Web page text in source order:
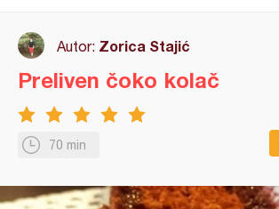
Autor: Zorica Stajić
70 min
Preliven čoko kolač